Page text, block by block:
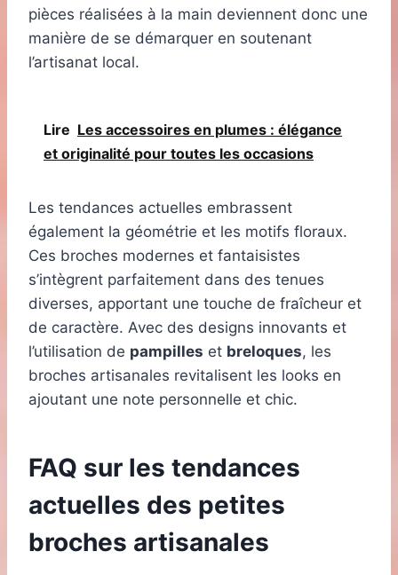
pièces réalisées à la main deviennent donc une
manière de se démarquer en soutenant
l’artisanat local.
Lire Les accessoires en plumes : élégance
et originalité pour toutes les occasions
Les tendances actuelles embrassent
également la géométrie et les motifs floraux.
Ces broches modernes et fantaisistes
s’intègrent parfaitement dans des tenues
diverses, apportant une touche de fraîcheur et
de caractère. Avec des designs innovants et
l’utilisation de pampilles et breloques, les
broches artisanales revitalisent les looks en
ajoutant une note personnelle et chic.
FAQ sur les tendances
actuelles des petites
broches artisanales